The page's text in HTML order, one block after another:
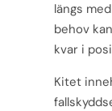
längs
behov
kvar i
Kitet